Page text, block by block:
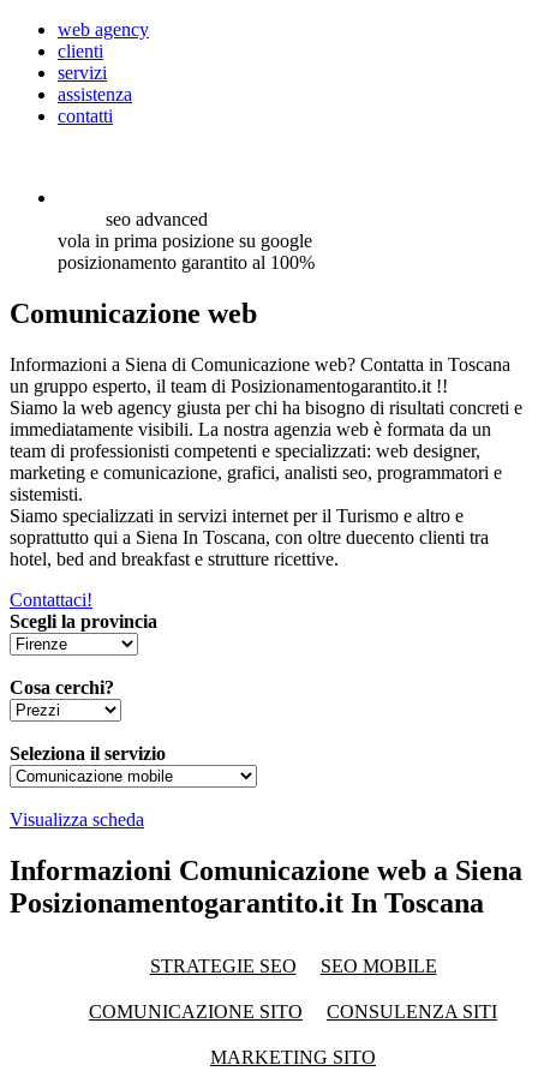
web agency
clienti
servizi
assistenza
contatti
seo advanced
vola in prima posizione su google
posizionamento garantito al 100%
Comunicazione web
Informazioni a Siena di Comunicazione web? Contatta in Toscana
un gruppo esperto, il team di Posizionamentogarantito.it !!
Siamo la web agency giusta per chi ha bisogno di risultati concreti e
immediatamente visibili. La nostra agenzia web è formata da un
team di professionisti competenti e specializzati: web designer,
marketing e comunicazione, grafici, analisti seo, programmatori e
sistemisti.
Siamo specializzati in servizi internet per il Turismo e altro e
soprattutto qui a Siena In Toscana, con oltre duecento clienti tra
hotel, bed and breakfast e strutture ricettive.
Contattaci!
Scegli la provincia
Cosa cerchi?
Seleziona il servizio
Visualizza scheda
Informazioni Comunicazione web a Siena
Posizionamentogarantito.it In Toscana
STRATEGIE SEO SEO MOBILE
COMUNICAZIONE SITO CONSULENZA SITI
MARKETING SITO